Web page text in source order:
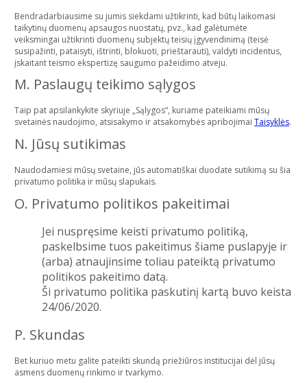
Bendradarbiausime su jumis siekdami užtikrinti, kad būtų laikomasi
taikytinų duomenų apsaugos nuostatų, pvz., kad galėtumėte
veiksmingai užtikrinti duomenų subjektų teisių įgyvendinimą (teisė
susipažinti, pataisyti, ištrinti, blokuoti, prieštarauti), valdyti incidentus,
įskaitant teismo ekspertizę saugumo pažeidimo atveju.
M. Paslaugų teikimo sąlygos
Taip pat apsilankykite skyriuje „Sąlygos“, kuriame pateikiami mūsų
svetainės naudojimo, atsisakymo ir atsakomybės apribojimai Taisyklės.
N. Jūsų sutikimas
Naudodamiesi mūsų svetaine, jūs automatiškai duodate sutikimą su šia
privatumo politika ir mūsų slapukais.
O. Privatumo politikos pakeitimai
Jei nuspręsime keisti privatumo politiką,
paskelbsime tuos pakeitimus šiame puslapyje ir
(arba) atnaujinsime toliau pateiktą privatumo
politikos pakeitimo datą.
Ši privatumo politika paskutinį kartą buvo keista
24/06/2020.
P. Skundas
Bet kuriuo metu galite pateikti skundą priežiūros institucijai dėl jūsų
asmens duomenų rinkimo ir tvarkymo.